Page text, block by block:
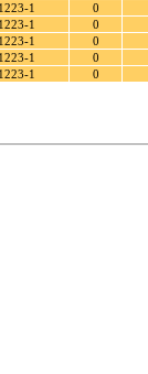
1223-1
0
1223-1
0
1223-1
0
1223-1
0
1223-1 0